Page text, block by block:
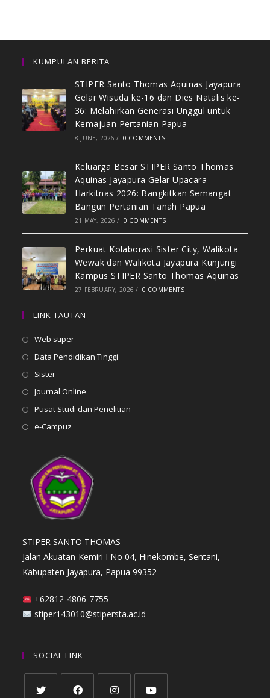
KUMPULAN BERITA
STIPER Santo Thomas Aquinas Jayapura
Gelar Wisuda ke-16 dan Dies Natalis ke-
36: Melahirkan Generasi Unggul untuk
Kemajuan Pertanian Papua
8 JUNE, 2026 / 0 COMMENTS
Keluarga Besar STIPER Santo Thomas
Aquinas Jayapura Gelar Upacara
Harkitnas 2026: Bangkitkan Semangat
Bangun Pertanian Tanah Papua
21 MAY, 2026 / 0 COMMENTS
Perkuat Kolaborasi Sister City, Walikota
Wewak dan Walikota Jayapura Kunjungi
Kampus STIPER Santo Thomas Aquinas
27 FEBRUARY, 2026 / 0 COMMENTS
LINK TAUTAN
Web stiper
Data Pendidikan Tinggi
Sister
Journal Online
Pusat Studi dan Penelitian
e-Campuz
STIPER SANTO THOMAS
Jalan Akuatan-Kemiri I No 04, Hinekombe, Sentani,
Kabupaten Jayapura, Papua 99352
+62812-4806-7755
stiper143010@stipersta.ac.id
SOCIAL LINK